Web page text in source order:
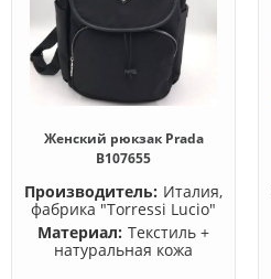
Женский рюкзак Prada
B107655
Производитель: Италия,
фабрика "Torressi Lucio"
Материал: Текстиль +
натуральная кожа